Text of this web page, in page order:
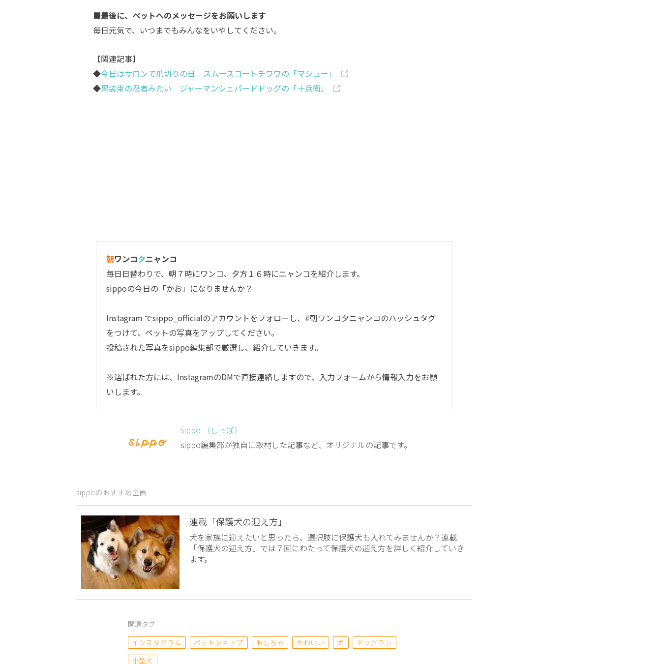
■最後に、ペットへのメッセージをお願いします
毎日元気で、いつまでもみんなをいやしてください。
【関連記事】
◆今日はサロンで爪切りの日 スムースコートチワワの「マシュー」
◆黒装束の忍者みたい ジャーマンシェパードドッグの「十兵衛」
朝ワンコ夕ニャンコ
毎日日替わりで、朝７時にワンコ、夕方１６時にニャンコを紹介します。
sippoの今日の「かお」になりませんか？
Instagram でsippo_officialのアカウントをフォローし、 #朝ワンコ夕ニャンコのハッシュタグ
をつけて、ペットの写真をアップしてください。
投稿された写真をsippo編集部で厳選し、紹介していきます。
※選ばれた方には、InstagramのDMで直接連絡しますので、入力フォームから情報入力をお願
いします。
sippo （しっぽ）
sippo編集部が独自に取材した記事など、オリジナルの記事です。
sippoのおすすめ企画
連載「保護犬の迎え方」
犬を家族に迎えたいと思ったら、選択肢に保護犬も入れてみませんか？連載
「保護犬の迎え方」では７回にわたって保護犬の迎え方を詳しく紹介していき
ます。
関連タグ
インスタグラム
ペットショップ おもちゃ かわいい 犬
ドッグラン
小型犬